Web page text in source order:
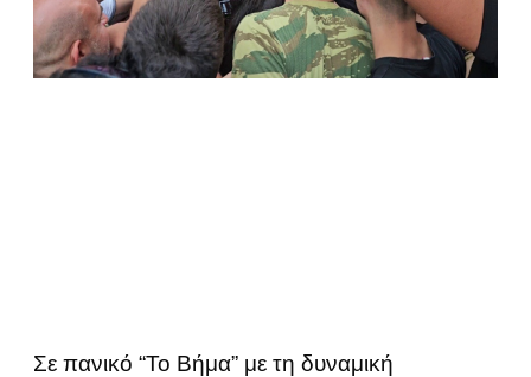
Σε πανικό “Το Βήμα” με τη δυναμική